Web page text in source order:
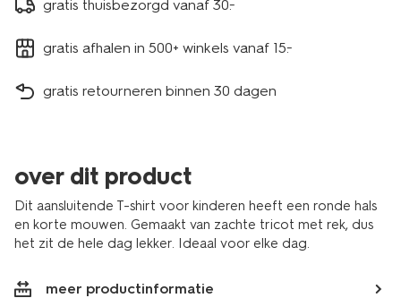
gratis thuisbezorgd vanaf 30.-
gratis afhalen in 500+ winkels vanaf 15.-
gratis retourneren binnen 30 dagen
over dit product
Dit aansluitende T-shirt voor kinderen heeft een ronde hals
en korte mouwen. Gemaakt van zachte tricot met rek, dus
het zit de hele dag lekker. Ideaal voor elke dag.
meer productinformatie